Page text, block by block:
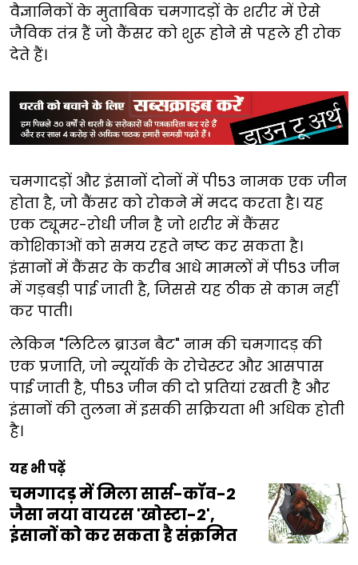
वैज्ञानिकों के मुताबिक चमगादड़ों के शरीर में ऐसे
जैविक तंत्र हैं जो कैंसर को शुरू होने से पहले ही रोक
देते हैं।
चमगादड़ों और इंसानों दोनों में पी53 नामक एक जीन
होता है, जो कैंसर को रोकने में मदद करता है। यह
एक ट्यूमर-रोधी जीन है जो शरीर में कैंसर
कोशिकाओं को समय रहते नष्ट कर सकता है।
इंसानों में कैंसर के करीब आधे मामलों में पी53 जीन
में गड़बड़ी पाई जाती है, जिससे यह ठीक से काम नहीं
कर पाती।
लेकिन "लिटिल ब्राउन बैट" नाम की चमगादड़ की
एक प्रजाति, जो न्यूयॉर्क के रोचेस्टर और आसपास
पाई जाती है, पी53 जीन की दो प्रतियां रखती है और
इंसानों की तुलना में इसकी सक्रियता भी अधिक होती
है।
यह भी पढ़ें
चमगादड़ में मिला सार्स-कॉव-2
जैसा नया वायरस 'खोस्टा-2',
इंसानों को कर सकता है संक्रमित